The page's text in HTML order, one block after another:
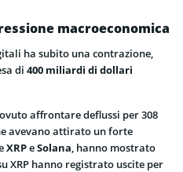
macroeconomica
ha subito una contrazione,
di 400 miliardi di dollari
affrontare deflussi per 308
avevano attirato un forte
XRPeSolana, hanno mostrato
XRP hanno registrato uscite per